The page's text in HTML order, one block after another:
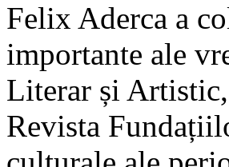
Felix Aderca a
importante ale
Literar și
Revista